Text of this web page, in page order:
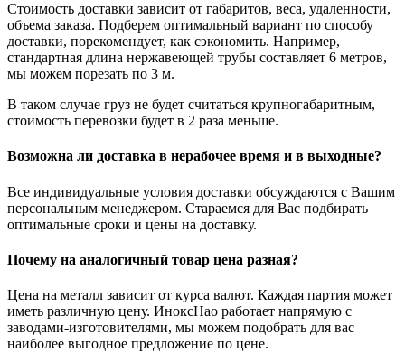
Стоимость доставки зависит от габаритов, веса, удаленности,
объема заказа. Подберем оптимальный вариант по способу
доставки, порекомендует, как сэкономить. Например,
стандартная длина нержавеющей трубы составляет 6 метров,
мы можем порезать по 3 м.
В таком случае груз не будет считаться крупногабаритным,
стоимость перевозки будет в 2 раза меньше.
Возможна ли доставка в нерабочее время и в выходные?
Все индивидуальные условия доставки обсуждаются с Вашим
персональным менеджером. Стараемся для Вас подбирать
оптимальные сроки и цены на доставку.
Почему на аналогичный товар цена разная?
Цена на металл зависит от курса валют. Каждая партия может
иметь различную цену. ИноксНао работает напрямую с
заводами-изготовителями, мы можем подобрать для вас
наиболее выгодное предложение по цене.